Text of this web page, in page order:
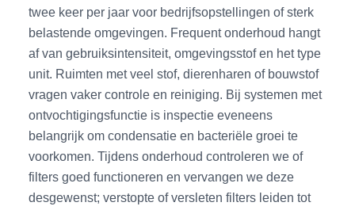
twee keer per jaar voor bedrijfsopstellingen of sterk
belastende omgevingen. Frequent onderhoud hangt
af van gebruiksintensiteit, omgevingsstof en het type
unit. Ruimten met veel stof, dierenharen of bouwstof
vragen vaker controle en reiniging. Bij systemen met
ontvochtigingsfunctie is inspectie eveneens
belangrijk om condensatie en bacteriële groei te
voorkomen. Tijdens onderhoud controleren we of
filters goed functioneren en vervangen we deze
desgewenst; verstopte of versleten filters leiden tot